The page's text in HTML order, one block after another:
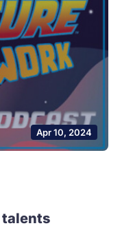
Apr 10, 2024
talents